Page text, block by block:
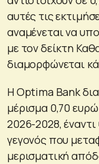
αυτές τις
αναμένεται να
με τον δείκτη
διαμορφώνεται
Η Optima Bank
μέρισμα 0,70 ευρώ
2026-2028,
γεγονός που
μερισματική